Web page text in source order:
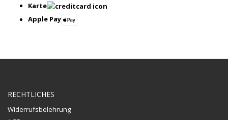
Karte
Apple Pay
RECHTLICHES
Widerrufsbelehrung